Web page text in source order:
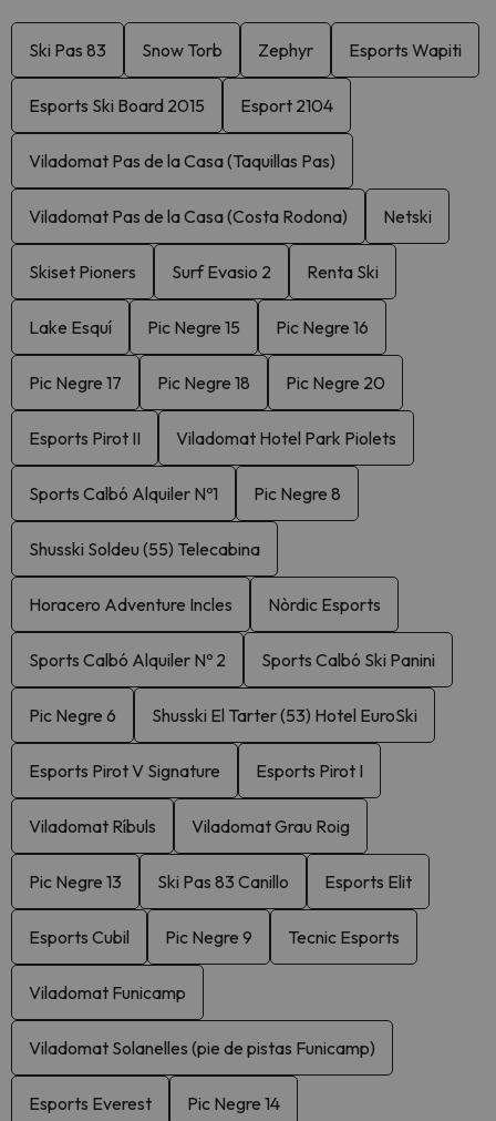
Ski Pas 83 Snow Torb Zephyr Esports Wapiti
Esports Ski Board 2015 Esport 2104
Viladomat Pas de la Casa (Taquillas Pas)
Viladomat Pas de la Casa (Costa Rodona) Netski
Skiset Pioners Surf Evasio 2 Renta Ski
Lake Esquí Pic Negre 15 Pic Negre 16
Pic Negre 17 Pic Negre 18 Pic Negre 20
Esports Pirot II Viladomat Hotel Park Piolets
Sports Calbó Alquiler Nº1 Pic Negre 8
Shusski Soldeu (55) Telecabina
Horacero Adventure Incles Nòrdic Esports
Sports Calbó Alquiler Nº 2 Sports Calbó Ski Panini
Pic Negre 6 Shusski El Tarter (53) Hotel EuroSki
Esports Pirot V Signature Esports Pirot I
Viladomat Ríbuls Viladomat Grau Roig
Pic Negre 13 Ski Pas 83 Canillo Esports Elit
Esports Cubil Pic Negre 9 Tecnic Esports
Viladomat Funicamp
Viladomat Solanelles (pie de pistas Funicamp)
Esports Everest Pic Negre 14